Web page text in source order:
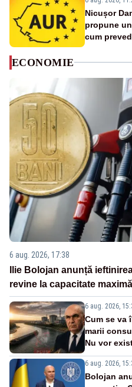
Nicușor
propune
cum
ECONOMIE
6 aug. 2026, 17:38
Ilie Bolojan anunță
revine la capacitate maximă
6 aug. 2026,
Cum se va
marii
Nu vor
6 aug. 2026,
Bolojan